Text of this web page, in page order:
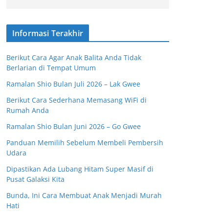
Informasi Terakhir
Berikut Cara Agar Anak Balita Anda Tidak
Berlarian di Tempat Umum
Ramalan Shio Bulan Juli 2026 – Lak Gwee
Berikut Cara Sederhana Memasang WiFi di
Rumah Anda
Ramalan Shio Bulan Juni 2026 – Go Gwee
Panduan Memilih Sebelum Membeli Pembersih
Udara
Dipastikan Ada Lubang Hitam Super Masif di
Pusat Galaksi Kita
Bunda, Ini Cara Membuat Anak Menjadi Murah
Hati